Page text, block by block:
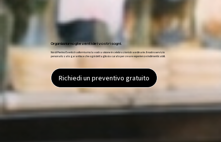
Organizziamo gli eventi dei vostri sogni.
Noi di Pierino Events trasformiamo la vostra visione in celebrazioni straordinarie. Il nostro servizio
personalizzato garantisce che ogni dettaglio sia curato per creare esperienze indimenticabili.
Richiedi un preventivo gratuito